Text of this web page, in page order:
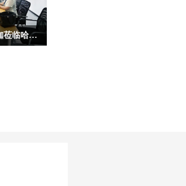
【基地资讯】行业大咖莅临哈尔滨宏艺数字基地考察，共启IP合作新征程